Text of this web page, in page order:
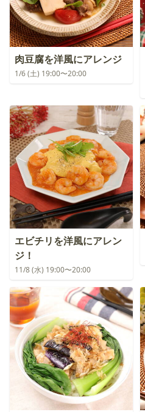
肉豆腐を洋風にアレンジ
1/6 (土) 19:00〜20:00
エビチリを洋風にアレン
ジ！
11/8 (水) 19:00〜20:00